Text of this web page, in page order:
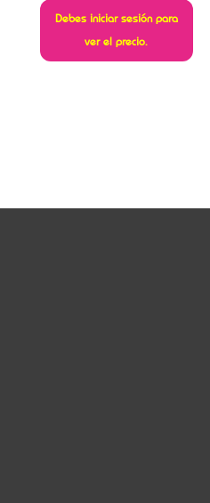
Debes iniciar sesión para
ver el precio.